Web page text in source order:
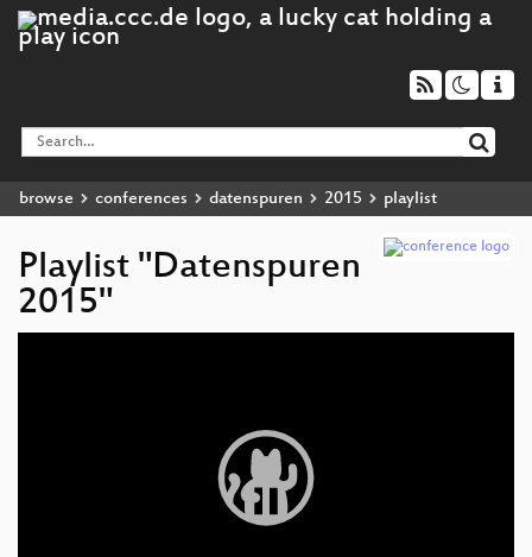
browse conferences datenspuren 2015 playlist
Playlist "Datenspuren
2015"